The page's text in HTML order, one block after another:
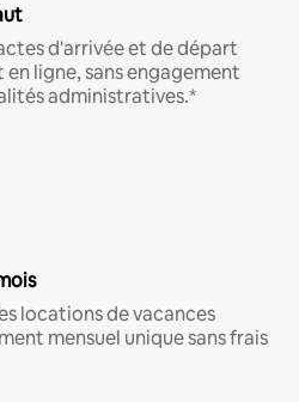
d'arrivée et de départ
ligne, sans engagement
administratives.*
locations de vacances
mensuel unique sans frais